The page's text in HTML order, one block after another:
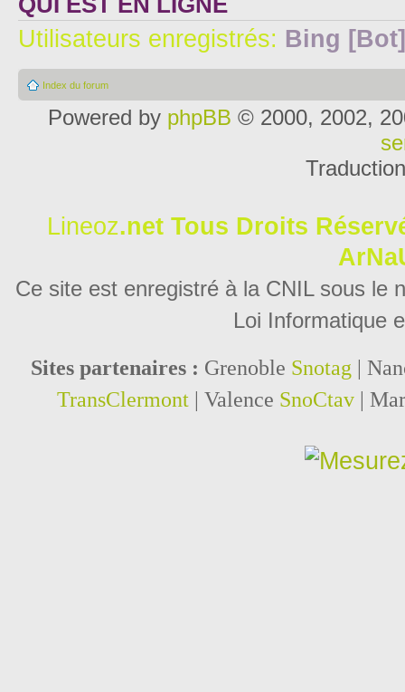
Utilisateurs enregistrés: Bing [Bot]
Index du forum
Powered by phpBB © 2000, 2002,
Lineoz.net Tous Droits
Ce site est enregistré à la CNIL sous le
Loi Informatique
Sites partenaires : Grenoble Snotag |
TransClermont| Valence SnoCtav|